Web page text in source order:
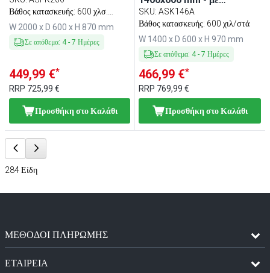
Βάθος κατασκευής: 600 χλσ.
Παραδίδεται αποσυναρμολογημένο
W 2000 x D 600 x H 870 mm
Σε απόθεμα: 4- 7 Ημέρες
449,99 €*
RRP 725,99 €
Προσθήκη στο Καλάθι
συρόμενες πόρτες - με
υπερυψωμένη πλάτη 100
SKU:ASK146A
Βάθος κατασκευής: 600 χιλ/στά
W 1400 x D 600 x H 970 mm
Σε απόθεμα: 4-7 Ημέρες
466,99 €*
RRP 769,99 €
Προσθήκη στο Καλάθι
284Είδη
ΜΈΘΟΔΟΙ ΠΛΗΡΩΜΉΣ
ΕΤΑΙΡΕΙΑ